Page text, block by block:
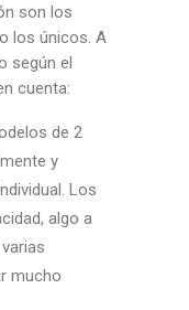
son los
los únicos. A
según el
cuenta:
de 2
y
Los
algo a
mucho